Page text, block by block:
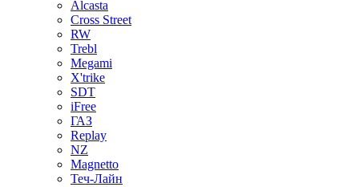
Alcasta
Cross Street
RW
Trebl
Megami
X'trike
SDT
iFree
ГАЗ
Replay
NZ
Magnetto
Теч-Лайн